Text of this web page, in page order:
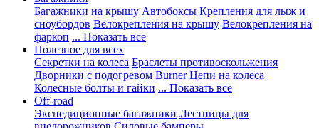
Багажники на крышу Автобоксы Крепления для лыж и
сноубордов Велокрепления на крышу Велокрепления на
фаркоп ... Показать все
Полезное для всех
Секретки на колеса Браслеты противоскольжения
Дворники с подогревом Burner Цепи на колеса
Колесные болты и гайки ... Показать все
Off-road
Экспедиционные багажники Лестницы для